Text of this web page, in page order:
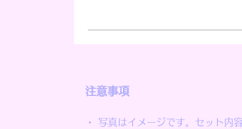
注意事項
・ 写真はイメージです。セット内